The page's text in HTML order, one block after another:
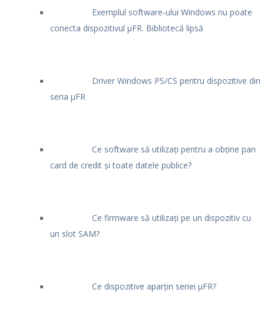
Exemplul software-ului Windows nu poate
conecta dispozitivul μFR. Bibliotecă lipsă
Driver Windows PS/CS pentru dispozitive din
seria μFR
Ce software să utilizați pentru a obține pan
card de credit și toate datele publice?
Ce firmware să utilizați pe un dispozitiv cu
un slot SAM?
Ce dispozitive aparțin seriei μFR?